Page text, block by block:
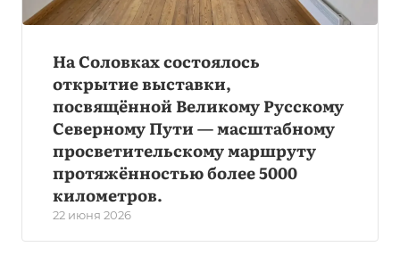
На Соловках состоялось
открытие выставки,
посвящённой Великому Русскому
Северному Пути — масштабному
просветительскому маршруту
протяжённостью более 5000
километров.
22 июня 2026